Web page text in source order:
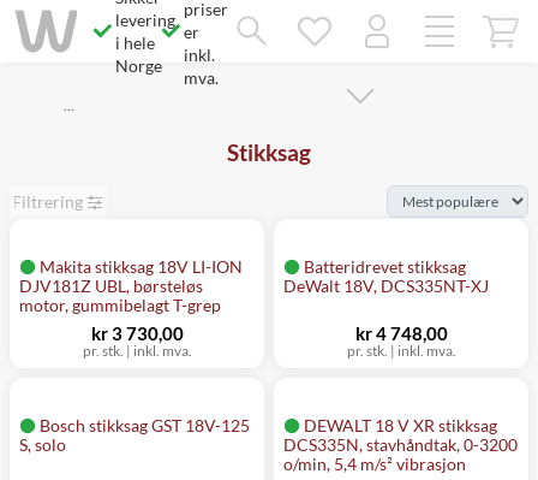
levering
i hele
Norge
priser
er
inkl.
mva.
…
Stikksag
Filtrering
Makita stikksag 18V LI-ION
DJV181Z UBL, børsteløs
motor, gummibelagt T-grep
pr. stk. | inkl. mva.
kr 3 730,00
Batteridrevet stikksag
DeWalt 18V, DCS335NT-XJ
pr. stk. | inkl. mva.
kr 4 748,00
Bosch stikksag GST 18V-125
S, solo
DEWALT 18 V XR stikksag
DCS335N, stavhåndtak, 0-3200
o/min, 5,4 m/s² vibrasjon
Savner du chatten?
Rett samtykke!